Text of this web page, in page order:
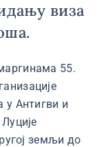
виза
55.
у Антигви и
земљи до